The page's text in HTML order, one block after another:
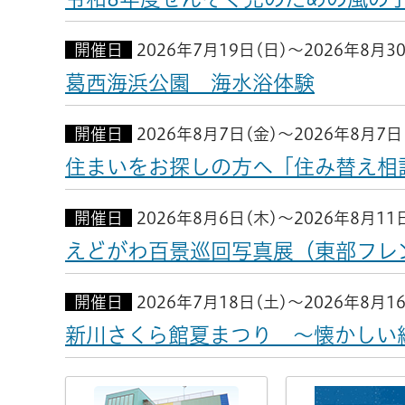
開催日 2026年7月19日(日)～2026年8月
葛西海浜公園 海水浴体験
開催日 2026年8月7日(金)～2026年8月7
住まいをお探しの方へ「住み替え
開催日 2026年8月6日(木)～2026年8月11
えどがわ百景巡回写真展（東部フレ
開催日 2026年7月18日(土)～2026年8月
新川さくら館夏まつり ～懐かしい